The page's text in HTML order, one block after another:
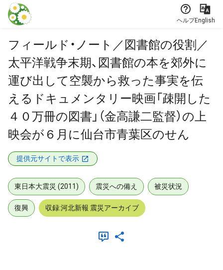
本文に飛ぶ
ヘルプEnglish
フィールド・ノート／図書館の役割／
太平洋戦争末期、図書館の本を郊外に
運び出して空襲から救った事実を伝
えるドキュメンタリー映画「疎開した
４０万冊の図書」（金高謙二監督）の上
映会が６月に仙台市青葉区のせん
提供元サイトで表示
東日本大震災 (2011) 震災への備え 被災状況
復興 収録:河北新報 震災アーカイブ